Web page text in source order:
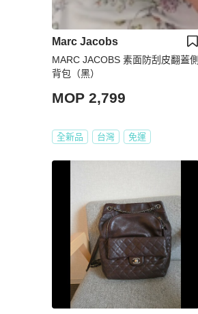
Marc Jacobs
MARC JACOBS 素面防刮皮翻蓋側
背包（黑）
MOP 2,799
全新品 台灣 免運